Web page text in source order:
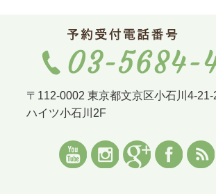
〒112-0002 東京都文京区小石川4-21-
ハイツ小石川2F